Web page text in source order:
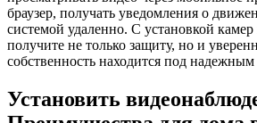
браузер, получать уведомления о
системой удаленно. С установкой
получите не только защиту, но и
собственность находится под
Установить